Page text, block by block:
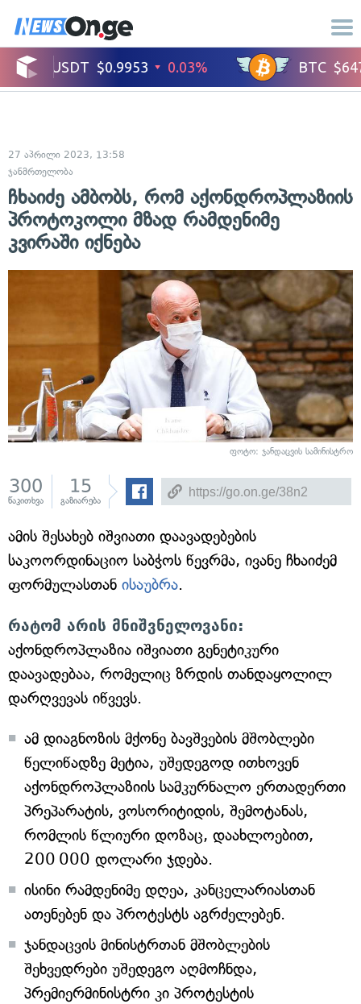
27 აპრილი 2023, 13:58
ჯანმრთელობა
ჩხაიძე ამბობს, რომ აქონდროპლაზიის
პროტოკოლი მზად რამდენიმე
კვირაში იქნება
ფოტო: ჯანდაცვის სამინისტრო
300
წაკითხვა
15
გაზიარება
ამის შესახებ იშვიათი დაავადებების
საკოორდინაციო საბჭოს წევრმა, ივანე ჩხაიძემ
ფორმულასთან ისაუბრა.
რატომ არის მნიშვნელოვანი:
აქონდროპლაზია იშვიათი გენეტიკური
დაავადებაა, რომელიც ზრდის თანდაყოლილ
დარღვევას იწვევს.
ამ დიაგნოზის მქონე ბავშვების მშობლები
წელიწადზე მეტია, უშედეგოდ ითხოვენ
აქონდროპლაზიის სამკურნალო ერთადერთი
პრეპარატის, ვოსორიტიდის, შემოტანას,
რომლის წლიური დოზაც, დაახლოებით,
200 000 დოლარი ჯდება.
ისინი რამდენიმე დღეა, კანცელარიასთან
ათენებენ და პროტესტს აგრძელებენ.
ჯანდაცვის მინისტრთან მშობლების
შეხვედრები უშედეგო აღმოჩნდა,
პრემიერმინისტრი კი პროტესტის